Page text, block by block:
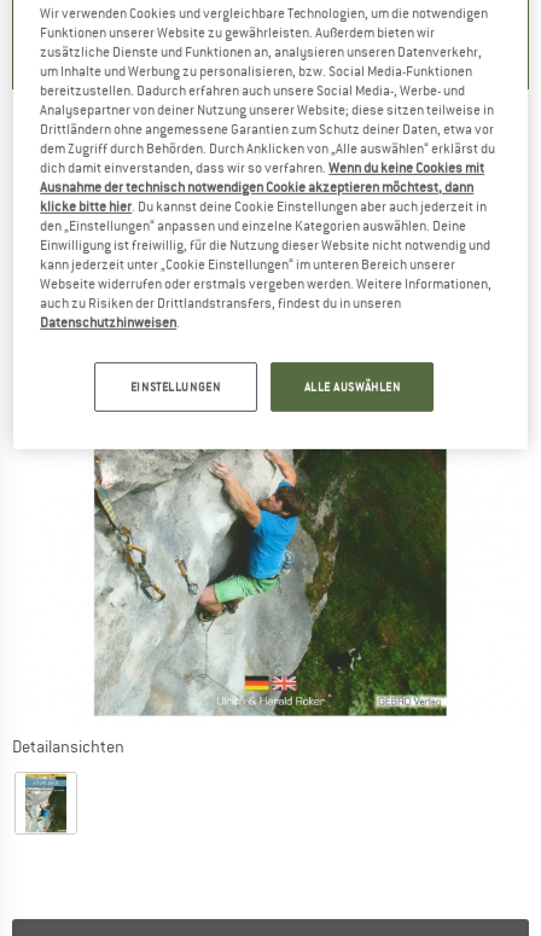
)
4,6(71)
4,7(48)
Gebro-Verlag - Allgäu-Rock - Kletterführer
(0)
Detailansichten
Wir verwenden Cookies und vergleichbare Technologien, um die notwendigen
Funktionen unserer Website zu gewährleisten. Außerdem bieten wir
zusätzliche Dienste und Funktionen an, analysieren unseren Datenverkehr,
um Inhalte und Werbung zu personalisieren, bzw. Social Media-Funktionen
bereitzustellen. Dadurch erfahren auch unsere Social Media-, Werbe- und
Analysepartner von deiner Nutzung unserer Website; diese sitzen teilweise in
Drittländern ohne angemessene Garantien zum Schutz deiner Daten, etwa vor
dem Zugriff durch Behörden. Durch Anklicken von „Alle auswählen“ erklärst du
dich damit einverstanden, dass wir so verfahren.Wenn du keine Cookies mit
Ausnahme der technisch notwendigen Cookie akzeptieren möchtest, dann
klicke bitte hier . Du kannst deine Cookie Einstellungen aber auch jederzeit in
den „Einstellungen“ anpassen und einzelne Kategorien auswählen. Deine
Einwilligung ist freiwillig, für die Nutzung dieser Website nicht notwendig und
kann jederzeit unter „Cookie Einstellungen“ im unteren Bereich unserer
Webseite widerrufen oder erstmals vergeben werden. Weitere Informationen,
auch zu Risiken der Drittlandstransfers, findest du in unseren
Datenschutzhinweisen
EINSTELLUNGEN ALLE AUSWÄHLEN